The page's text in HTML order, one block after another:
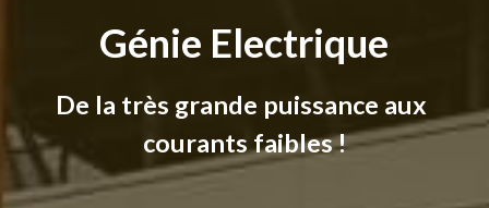
Génie Electrique
De la très grande puissance aux
courants faibles !